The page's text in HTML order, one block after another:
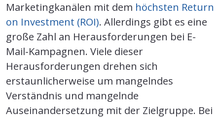
Marketingkanälen mit dem höchsten Return
on Investment (ROI). Allerdings gibt es eine
große Zahl an Herausforderungen bei E-
Mail-Kampagnen. Viele dieser
Herausforderungen drehen sich
erstaunlicherweise um mangelndes
Verständnis und mangelnde
Auseinandersetzung mit der Zielgruppe. Bei